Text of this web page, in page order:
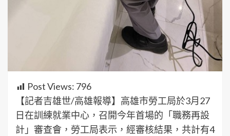
Post Views: 796
【記者吉雄世/高雄報導】高雄市勞工局於3月27
日在訓練就業中心，召開今年首場的「職務再設
計」審查會，勞工局表示，經審核結果，共計有4